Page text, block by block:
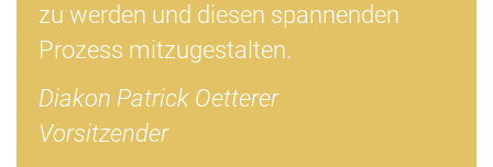
zu werden und diesen spannenden
Prozess mitzugestalten.
Diakon Patrick Oetterer
Vorsitzender